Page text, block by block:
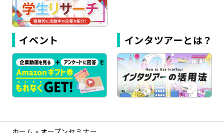
イベント インタツアーとは？